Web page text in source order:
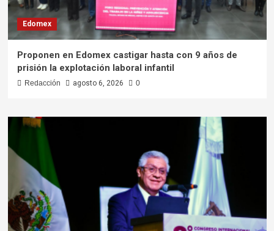
Edomex
Proponen en Edomex castigar hasta con 9 años de
prisión la explotación laboral infantil
Redacción agosto 6, 2026 0